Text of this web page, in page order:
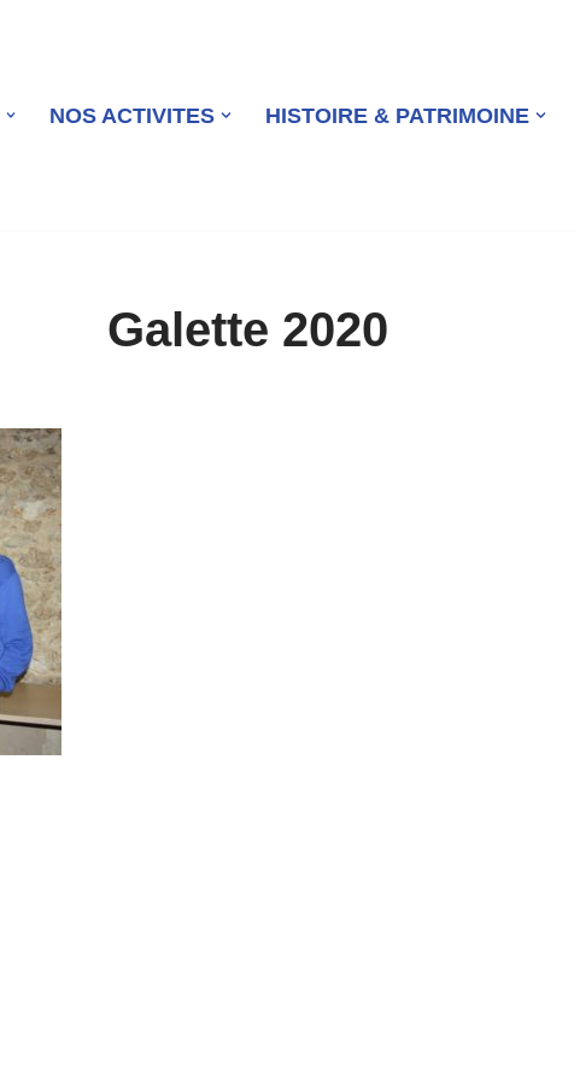
NOS ACTIVITES HISTOIRE & PATRIMOINE
Galette 2020